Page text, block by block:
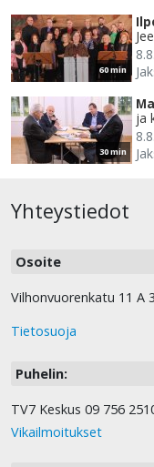
60 min
30 min
ja
Yhteystiedot
Osoite
Vilhonvuorenkatu 11 A
Tietosuoja
Puhelin:
TV7 Keskus 09 756
Vikailmoitukset